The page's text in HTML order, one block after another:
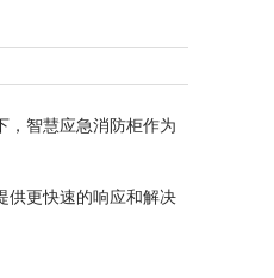
智慧应急消防柜作为
更快速的响应和解决